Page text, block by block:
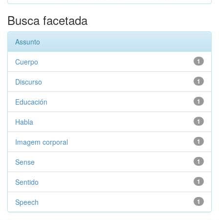
Busca facetada
Assunto
1
Cuerpo
1
Discurso
1
Educación
1
Habla
1
Imagem corporal
1
Sense
1
Sentido
1
Speech